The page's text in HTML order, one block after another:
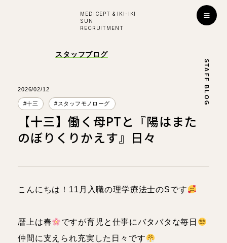
MEDICEPT & IKI-IKI
SUN
RECRUITMENT
学び・成長
対談インタビュー
所長 副所長
理学療法士
入社お祝い金プレゼント！
スタッフブログ
STAFF BLOG
2026/02/12
#十三 #スタッフモノローグ
【十三】働く母PTと『陽はまた
のぼりくりかえす』日々
こんにちは！11月入職の理学療法士のSです
暦上は春
ですが育児と仕事にバタバタな毎日
仲間に支えられ充実した日々です